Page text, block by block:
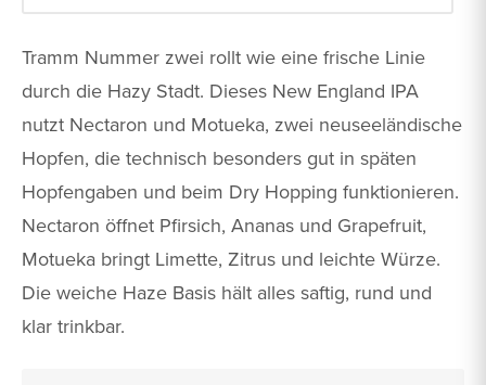
Tramm Nummer zwei rollt wie eine frische Linie
durch die Hazy Stadt. Dieses New England IPA
nutzt Nectaron und Motueka, zwei neuseeländische
Hopfen, die technisch besonders gut in späten
Hopfengaben und beim Dry Hopping funktionieren.
Nectaron öffnet Pfirsich, Ananas und Grapefruit,
Motueka bringt Limette, Zitrus und leichte Würze.
Die weiche Haze Basis hält alles saftig, rund und
klar trinkbar.